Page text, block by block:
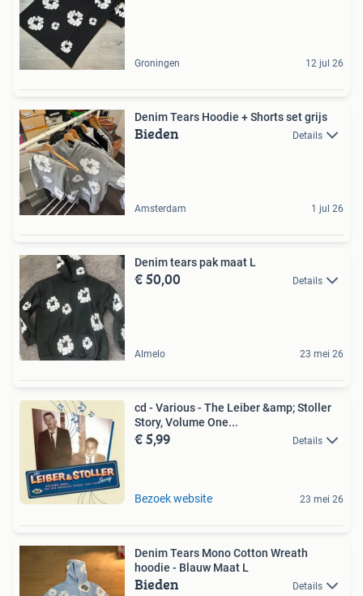
Groningen 12 jul 26
Denim Tears Hoodie + Shorts set grijs
Bieden Details
Amsterdam 1 jul 26
Denim tears pak maat L
€ 50,00 Details
Almelo 23 mei 26
cd - Various - The Leiber &amp; Stoller
Story, Volume One...
€ 5,99 Details
Bezoek website 23 mei 26
Denim Tears Mono Cotton Wreath
hoodie - Blauw Maat L
Bieden Details